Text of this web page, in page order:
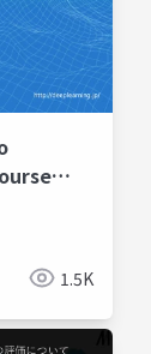
1.5K